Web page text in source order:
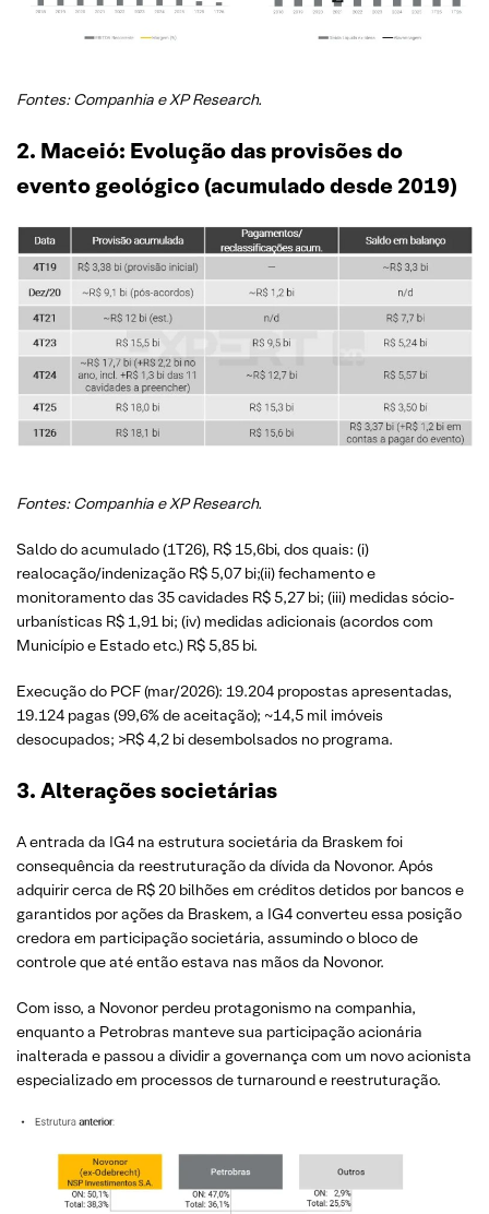
Fontes: Companhia e XP Research.
2. Maceió: Evolução das provisões do
evento geológico (acumulado desde 2019)
Fontes: Companhia e XP Research.
Saldo do acumulado (1T26), R$ 15,6bi, dos quais: (i)
realocação/indenização R$ 5,07 bi;(ii) fechamento e
monitoramento das 35 cavidades R$ 5,27 bi; (iii) medidas sócio-
urbanísticas R$ 1,91 bi; (iv) medidas adicionais (acordos com
Município e Estado etc.) R$ 5,85 bi.
Execução do PCF (mar/2026): 19.204 propostas apresentadas,
19.124 pagas (99,6% de aceitação); ~14,5 mil imóveis
desocupados; >R$ 4,2 bi desembolsados no programa.
3. Alterações societárias
A entrada da IG4 na estrutura societária da Braskem foi
consequência da reestruturação da dívida da Novonor. Após
adquirir cerca de R$ 20 bilhões em créditos detidos por bancos e
garantidos por ações da Braskem, a IG4 converteu essa posição
credora em participação societária, assumindo o bloco de
controle que até então estava nas mãos da Novonor.
Com isso, a Novonor perdeu protagonismo na companhia,
enquanto a Petrobras manteve sua participação acionária
inalterada e passou a dividir a governança com um novo acionista
especializado em processos de turnaround e reestruturação.